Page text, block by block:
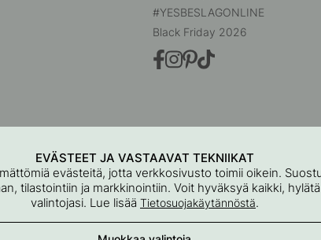
#YESBESLAGONLINE
Black Friday 2026
Online, Inre Kustvägen 32, 269 43 Båstad, Ruotsi
EVÄSTEET JA VASTAAVAT TEKNIIKAT
evästeitä, jotta verkkosivusto toimii oikein.
tilastointiin ja markkinointiin. Voit hyväksyä kaikki,
valintojasi. Lue lisää Tietosuojakäytännöstä.